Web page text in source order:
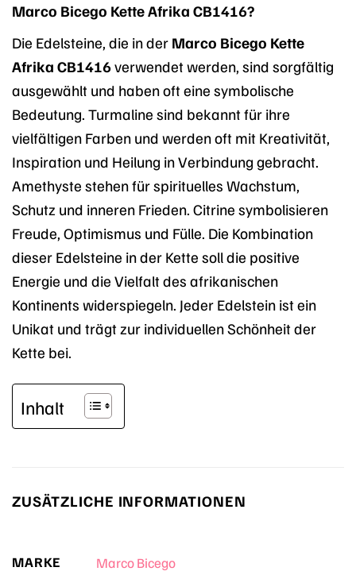
Marco Bicego Kette Afrika CB1416?
Die Edelsteine, die in der Marco Bicego Kette
Afrika CB1416verwendet werden, sind sorgfältig
ausgewählt und haben oft eine symbolische
Bedeutung. Turmaline sind bekannt für ihre
vielfältigen Farben und werden oft mit Kreativität,
Inspiration und Heilung in Verbindung gebracht.
Amethyste stehen für spirituelles Wachstum,
Schutz und inneren Frieden. Citrine symbolisieren
Freude, Optimismus und Fülle. Die Kombination
dieser Edelsteine in der Kette soll die positive
Energie und die Vielfalt des afrikanischen
Kontinents widerspiegeln. Jeder Edelstein ist ein
Unikat und trägt zur individuellen Schönheit der
Kette bei.
Inhalt
ZUSÄTZLICHE INFORMATIONEN
MARKE Marco Bicego